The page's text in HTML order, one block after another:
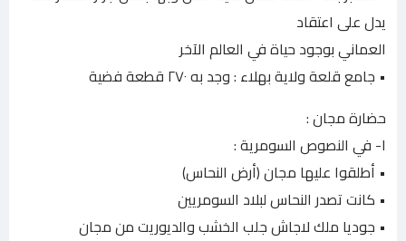
يدل على اعتقاد
العماني بوجود حياة في العالم الآخر
• جامع قلعة ولاية بهلاء : وجد به ٢٧٠ قطعة فضية
حضارة مجان :
١- في النصوص السومرية :
• أطلقوا عليها مجان (أرض النحاس)
• كانت تصدر النحاس لبلاد السومريين
• جوديا ملك لاجاش جلب الخشب والديوريت من مجان